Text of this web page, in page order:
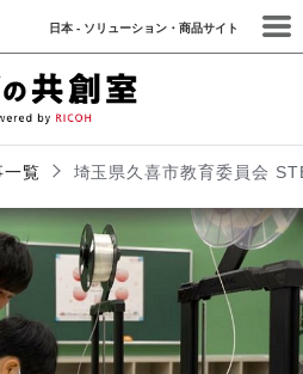
日本 - ソリューション・商品サイト
一覧 埼玉県久喜市教育委員会